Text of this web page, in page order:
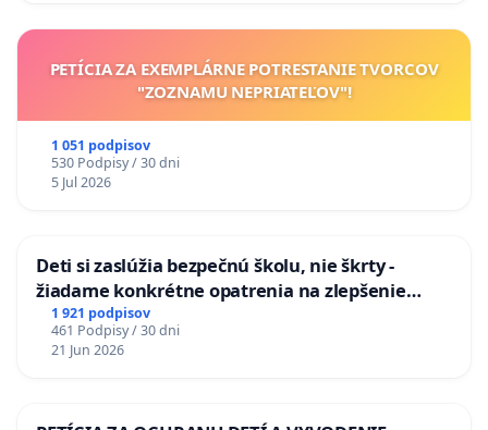
PETÍCIA ZA EXEMPLÁRNE POTRESTANIE TVORCOV
"ZOZNAMU NEPRIATEĽOV"!
1 051 podpisov
530 Podpisy / 30 dni
5 Jul 2026
Deti si zaslúžia bezpečnú školu, nie škrty -
žiadame konkrétne opatrenia na zlepšenie
situácie v školstve
1 921 podpisov
461 Podpisy / 30 dni
21 Jun 2026